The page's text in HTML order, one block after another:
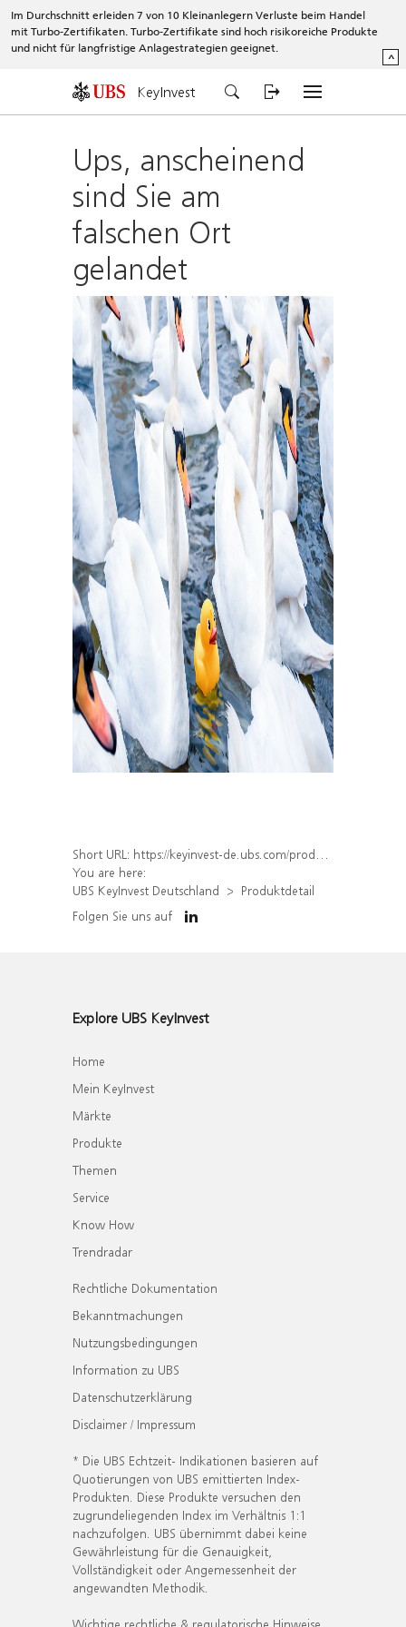
Im Durchschnitt erleiden 7 von 10 Kleinanlegern Verluste beim Handel
mit Turbo-Zertifikaten. Turbo-Zertifikate sind hoch risikoreiche Produkte
und nicht für langfristige Anlagestrategien geeignet.
^
KeyInvest
Ups, anscheinend
sind Sie am
falschen Ort
gelandet
Short URL: https://keyinvest-de.ubs.com/produkt/detail/index/isin/DE000WA6MNX8
You are here:
UBS KeyInvest Deutschland
Produktdetail
Folgen Sie uns auf
Explore UBS KeyInvest
Home
Mein KeyInvest
Märkte
Produkte
Themen
Service
Know How
Trendradar
Rechtliche Dokumentation
Bekanntmachungen
Nutzungsbedingungen
Information zu UBS
Datenschutzerklärung
Disclaimer / Impressum
* Die UBS Echtzeit- Indikationen basieren auf
Quotierungen von UBS emittierten Index-
Produkten. Diese Produkte versuchen den
zugrundeliegenden Index im Verhältnis 1:1
nachzufolgen. UBS übernimmt dabei keine
Gewährleistung für die Genauigkeit,
Vollständigkeit oder Angemessenheit der
angewandten Methodik.